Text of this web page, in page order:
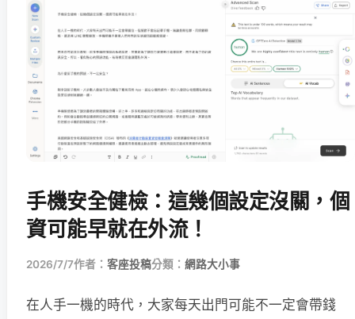
手機安全健檢：這幾個設定沒關，個
資可能早就在外流！
2026/7/7作者： 客座投稿分類： 網路大小事
在人手一機的時代，大家每天出門可能不一定會帶錢